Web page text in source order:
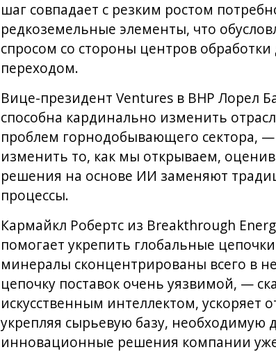
шаг совпадает с резким ростом
редкоземельные элементы, что
спросом со стороны центров
переходом.
Вице-президент Ventures в BHP Лорел
способна кардинально изменить
проблем горнодобывающего сектора,
изменить то, как мы открываем,
решения на основе ИИ заменяют
процессы.
Кармайкл Робертс из Breakthrough
помогает укрепить глобальные
минералы сконцентрированы всего в
цепочку поставок очень уязвимой, —
искусственным интеллектом,
укрепляя сырьевую базу, необходимую
инновационные решения компании уже